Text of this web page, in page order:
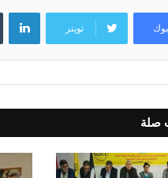
تويتر
صلة